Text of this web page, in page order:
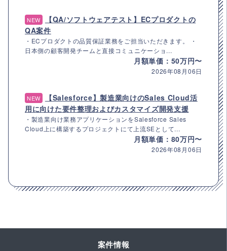
NEW
【QA/ソフトウェアテスト】ECプロダクトの
QA案件
・ECプロダクトの品質保証業務をご担当いただきます。 ・
日本側の顧客開発チームと直接コミュニケーショ...
月額単価：50万円〜
2026年08月06日
NEW
【Salesforce】製造業向けのSales Cloud活
用に向けた要件整理およびカスタマイズ開発支援
・製造業向け業務アプリケーションをSalesforce Sales
Cloud上に構築するプロジェクトにて上流SEとして...
月額単価：80万円〜
2026年08月06日
案件情報